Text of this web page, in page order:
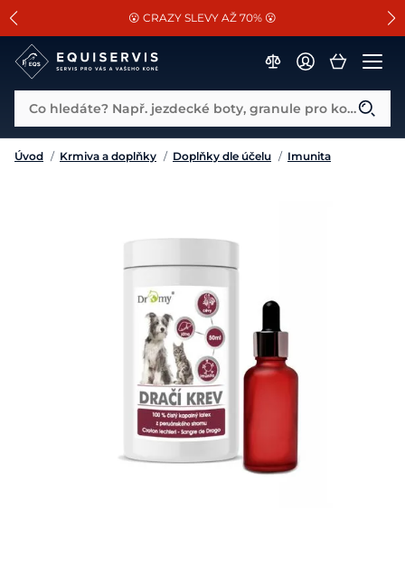
SLEVA 13% na vše od Cassini!
😮 CRAZY SLEVY AŽ 70% 😮
📐Pasování a doplňky k vybraným sedlům ZDARMA 🐴
Co hledáte? Např. jezdecké boty, granule pro koně...
Úvod / Krmiva a doplňky / Doplňky dle účelu / Imunita